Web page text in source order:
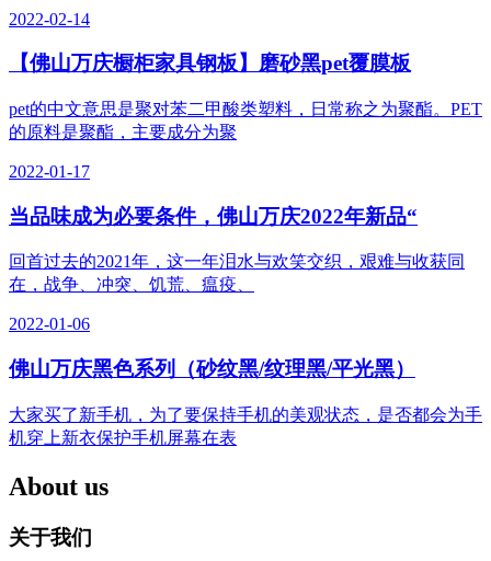
2022-02-14
【佛山万庆橱柜家具钢板】磨砂黑pet覆膜板
pet的中文意思是聚对苯二甲酸类塑料，日常称之为聚酯。PET
的原料是聚酯，主要成分为聚
2022-01-17
当品味成为必要条件，佛山万庆2022年新品“
回首过去的2021年，这一年泪水与欢笑交织，艰难与收获同
在，战争、冲突、饥荒、瘟疫、
2022-01-06
佛山万庆黑色系列（砂纹黑/纹理黑/平光黑）
大家买了新手机，为了要保持手机的美观状态，是否都会为手
机穿上新衣保护手机屏幕在表
About us
关于我们